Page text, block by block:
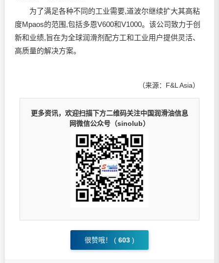
为了满足各种不同的工业需要,道波尔继续扩大其高粘
度Mpaos的范围,包括多恩V600和V1000。该公司致力于创
新和业绩,旨在为全球润滑剂配方工和工业用户提供灵活、
高质量的解决方案。
（来源：F&L Asia）
更多资讯，欢迎扫描下方二维码关注中国润滑油信息
网微信公众号（sinolub）
很赞哦！ ( 603 )